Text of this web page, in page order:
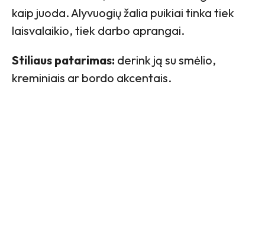
kaip juoda. Alyvuogių žalia puikiai tinka tiek
laisvalaikio, tiek darbo aprangai.
Stiliaus patarimas: derink ją su smėlio,
kreminiais ar bordo akcentais.